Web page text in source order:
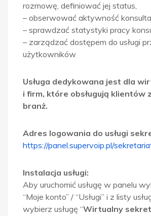
rozmowę, definiować jej status,
– obserwować aktywność
– sprawdzać statystyki pracy
– zarządzać dostępem do usługi
użytkowników
Usługa dedykowana jest dla
i firm, które obsługują klientów
branż.
Adres logowania do usługi
https://panel.supervoip.pl/
Instalacja usługi:
Aby uruchomić usługę w panelu
“Moje konto” / “Usługi” i z listy
wybierz usługę “Wirtualny